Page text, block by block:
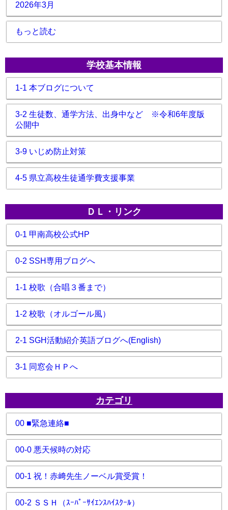
2026年3月
もっと読む
学校基本情報
1-1 本ブログについて
3-2 生徒数、通学方法、出身中など ※令和6年度版
公開中
3-9 いじめ防止対策
4-5 県立高校生徒通学費支援事業
ＤＬ・リンク
0-1 甲南高校公式HP
0-2 SSH専用ブログへ
1-1 校歌（合唱３番まで）
1-2 校歌（オルゴール風）
2-1 SGH活動紹介英語ブログへ(English)
3-1 同窓会ＨＰへ
カテゴリ
00 ■緊急連絡■
00-0 悪天候時の対応
00-1 祝！赤﨑先生ノーベル賞受賞！
00-2 ＳＳＨ（ｽｰﾊﾟｰｻｲｴﾝｽﾊｲｽｸｰﾙ）